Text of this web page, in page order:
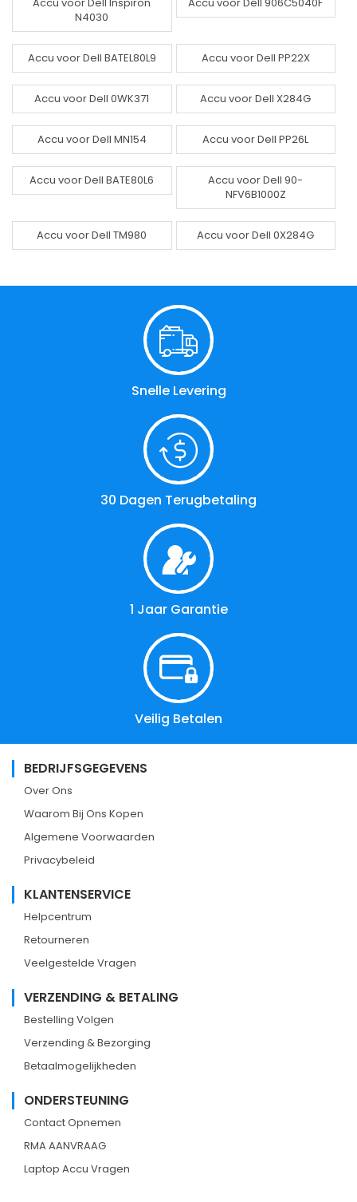
N4030
Accu voor Dell BATEL80L9 Accu voor Dell PP22X
Accu voor Dell 0WK371 Accu voor Dell X284G
Accu voor Dell MN154 Accu voor Dell PP26L
Accu voor Dell BATE80L6
Accu voor Dell 90-
NFV6B1000Z
Accu voor Dell TM980 Accu voor Dell 0X284G
Snelle Levering
30 Dagen Terugbetaling
1 Jaar Garantie
Veilig Betalen
BEDRIJFSGEGEVENS
Over Ons
Waarom Bij Ons Kopen
Algemene Voorwaarden
Privacybeleid
KLANTENSERVICE
Helpcentrum
Retourneren
Veelgestelde Vragen
VERZENDING & BETALING
Bestelling Volgen
Verzending & Bezorging
Betaalmogelijkheden
ONDERSTEUNING
Contact Opnemen
RMA AANVRAAG
Laptop Accu Vragen